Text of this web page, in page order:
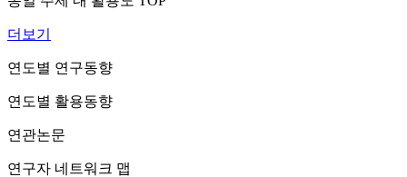
더보기
연도별 연구동향
연도별 활용동향
연관논문
연구자 네트워크 맵